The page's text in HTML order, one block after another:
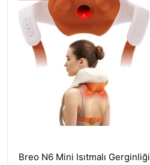
Breo N6 Mini Isıtmalı Gerginliği